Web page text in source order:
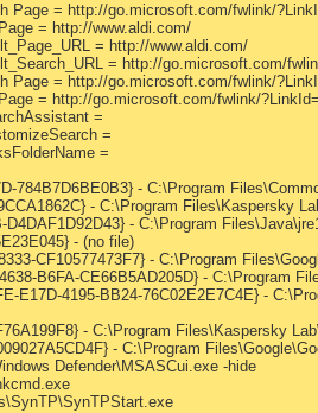
Page = http://go.microsoft.com/fwlink/
= http://www.aldi.com/
= http://www.aldi.com/
= http://go.microsoft.com/
Page = http://go.microsoft.com/fwlink/
= http://go.microsoft.com/fwlink/
=
=
=
784B7D6BE0B3} - C:\Program
- C:\Program Files\Kaspersky
- C:\Program
- (no file)
CF10577473F7} - C:\Program
B6FA-CE66B5AD205D} - C:\Program
E17D-4195-BB24-76C02E2E7C4E} -
- C:\Program Files\Kaspersky
- C:\Program
Defender\MSASCui.exe -hide